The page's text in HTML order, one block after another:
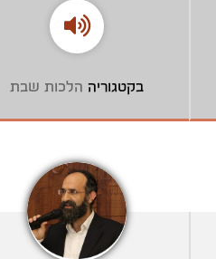
בקטגוריה הלכות שבת